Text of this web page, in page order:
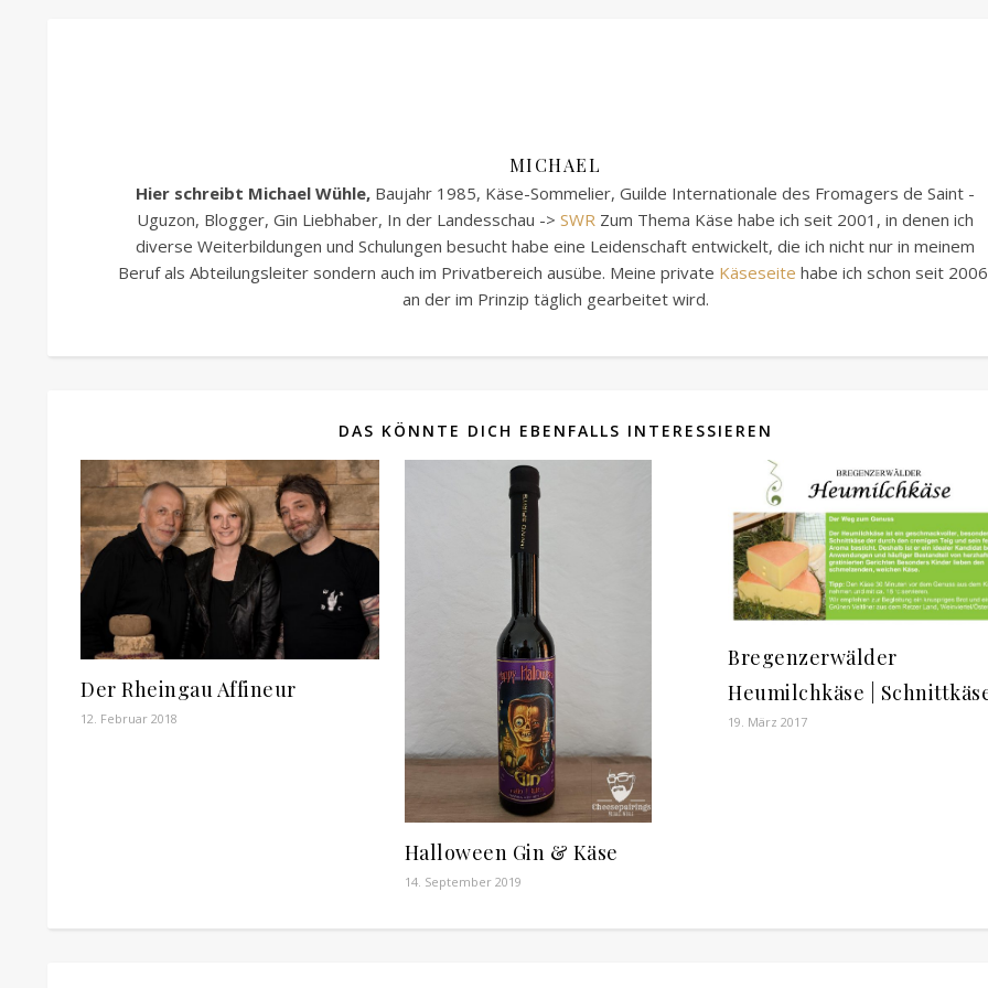
MICHAEL
Hier schreibt Michael Wühle, Baujahr 1985, Käse-Sommelier, Guilde Internationale des Fromagers de Saint -
Uguzon, Blogger, Gin Liebhaber, In der Landesschau -> SWR Zum Thema Käse habe ich seit 2001, in denen ich
diverse Weiterbildungen und Schulungen besucht habe eine Leidenschaft entwickelt, die ich nicht nur in meinem
Beruf als Abteilungsleiter sondern auch im Privatbereich ausübe. Meine private Käseseite habe ich schon seit
an der im Prinzip täglich gearbeitet wird.
DAS KÖNNTE DICH EBENFALLS INTERESSIEREN
Der Rheingau Affineur
12. Februar 2018
Halloween Gin & Käse
14. September 2019
Bregenzerwälder
Heumilchkäse |
19. März 2017